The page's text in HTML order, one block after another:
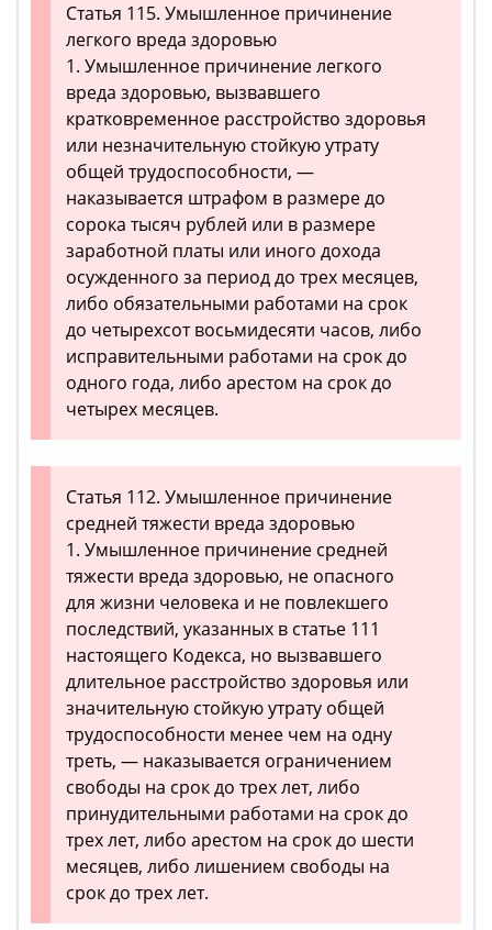
Статья 115. Умышленное причинение
легкого вреда здоровью
1. Умышленное причинение легкого
вреда здоровью, вызвавшего
кратковременное расстройство здоровья
или незначительную стойкую утрату
общей трудоспособности, —
наказывается штрафом в размере до
сорока тысяч рублей или в размере
заработной платы или иного дохода
осужденного за период до трех месяцев,
либо обязательными работами на срок
до четырехсот восьмидесяти часов, либо
исправительными работами на срок до
одного года, либо арестом на срок до
четырех месяцев.
Статья 112. Умышленное причинение
средней тяжести вреда здоровью
1. Умышленное причинение средней
тяжести вреда здоровью, не опасного
для жизни человека и не повлекшего
последствий, указанных в статье 111
настоящего Кодекса, но вызвавшего
длительное расстройство здоровья или
значительную стойкую утрату общей
трудоспособности менее чем на одну
треть, — наказывается ограничением
свободы на срок до трех лет, либо
принудительными работами на срок до
трех лет, либо арестом на срок до шести
месяцев, либо лишением свободы на
срок до трех лет.